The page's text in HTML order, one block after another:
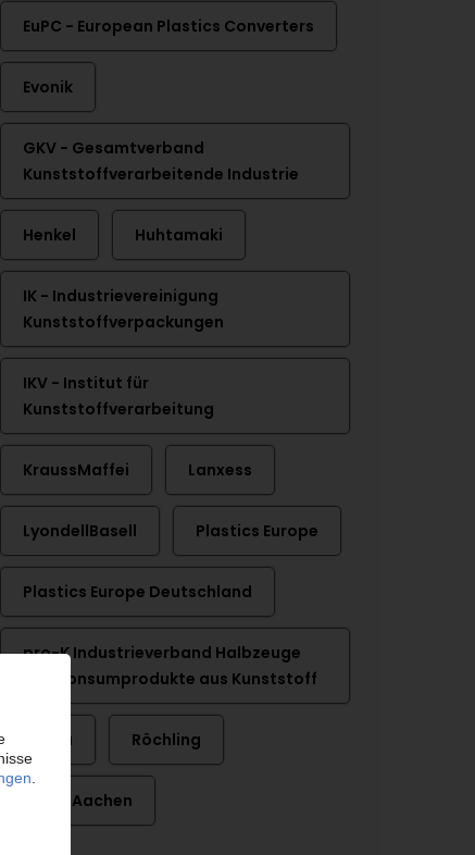
EuPC - European Plastics Converters
Evonik
GKV - Gesamtverband
Kunststoffverarbeitende Industrie
Henkel Huhtamaki
IK - Industrievereinigung
Kunststoffverpackungen
IKV - Institut für
Kunststoffverarbeitung
KraussMaffei Lanxess
LyondellBasell Plastics Europe
Plastics Europe Deutschland
pro-K Industrieverband Halbzeuge
und Konsumprodukte aus Kunststoff
Rehau Röchling
RWTH Aachen